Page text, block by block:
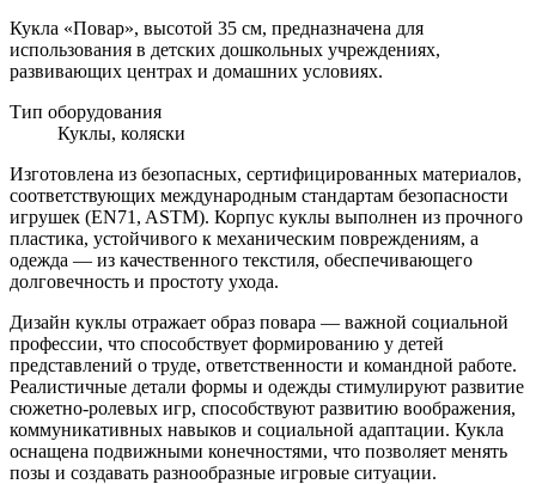
Кукла «Повар», высотой 35 см, предназначена для
использования в детских дошкольных учреждениях,
развивающих центрах и домашних условиях.
Тип оборудования
Куклы, коляски
Изготовлена из безопасных, сертифицированных материалов,
соответствующих международным стандартам безопасности
игрушек (EN71, ASTM). Корпус куклы выполнен из прочного
пластика, устойчивого к механическим повреждениям, а
одежда — из качественного текстиля, обеспечивающего
долговечность и простоту ухода.
Дизайн куклы отражает образ повара — важной социальной
профессии, что способствует формированию у детей
представлений о труде, ответственности и командной работе.
Реалистичные детали формы и одежды стимулируют развитие
сюжетно-ролевых игр, способствуют развитию воображения,
коммуникативных навыков и социальной адаптации. Кукла
оснащена подвижными конечностями, что позволяет менять
позы и создавать разнообразные игровые ситуации.